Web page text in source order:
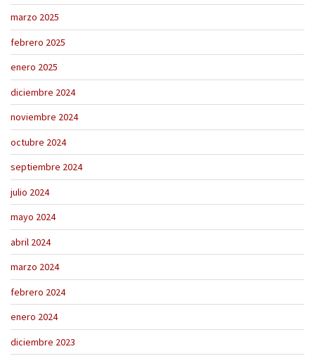
marzo 2025
febrero 2025
enero 2025
diciembre 2024
noviembre 2024
octubre 2024
septiembre 2024
julio 2024
mayo 2024
abril 2024
marzo 2024
febrero 2024
enero 2024
diciembre 2023